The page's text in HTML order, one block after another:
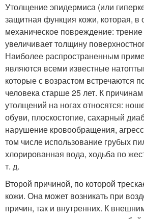
Утолщение эпидермиса (или
защитная функция кожи, которая, в
механическое повреждение:
увеличивает толщину
Наиболее распространенным
являются всеми известные
которые с возрастом встречаются
человека старше 25 лет. К
утолщений на ногах относятся:
обуви, плоскостопие, сахарный
нарушение кровообращения,
том числе использование грубых
хлорированная вода, ходьба по
т. д.
Второй причиной, по которой
кожи. Она может возникать при
причин, так и внутренних. К